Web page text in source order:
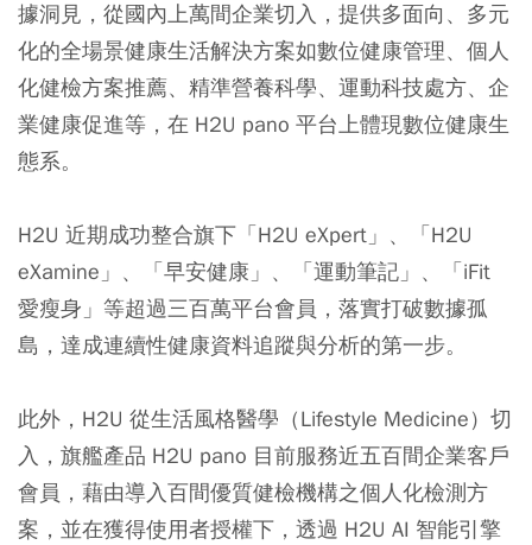
據洞見，從國內上萬間企業切入，提供多面向、多元
化的全場景健康生活解決方案如數位健康管理、個人
化健檢方案推薦、精準營養科學、運動科技處方、企
業健康促進等，在 H2U pano 平台上體現數位健康生
態系。
H2U 近期成功整合旗下「H2U eXpert」、「H2U
eXamine」、「早安健康」、「運動筆記」、「iFit
愛瘦身」等超過三百萬平台會員，落實打破數據孤
島，達成連續性健康資料追蹤與分析的第一步。
此外，H2U 從生活風格醫學（Lifestyle Medicine）切
入，旗艦產品 H2U pano 目前服務近五百間企業客戶
會員，藉由導入百間優質健檢機構之個人化檢測方
案，並在獲得使用者授權下，透過 H2U AI 智能引擎